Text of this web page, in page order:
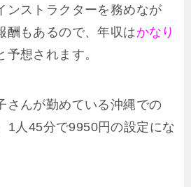
ンストラクターを務めなが
酬もあるので、年収はかなり
想されます。
さんが勤めている沖縄での
1人45分で9950円の設定にな